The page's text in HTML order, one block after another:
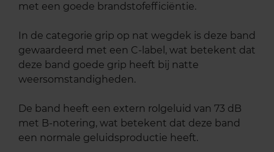
met een goede brandstofefficiëntie.
In de categorie grip op nat wegdek is deze band
gewaardeerd met een C-label, wat betekent dat
deze band goede grip heeft bij natte
weersomstandigheden.
De band heeft een extern rolgeluid van 73 dB
met B-notering, wat betekent dat deze band
een normale geluidsproductie heeft.